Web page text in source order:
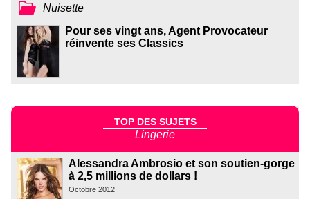
Nuisette
Pour ses vingt ans, Agent Provocateur
réinvente ses Classics
TOP DES SUJETS
Lingerie
Alessandra Ambrosio et son soutien-gorge
à 2,5 millions de dollars !
Octobre 2012